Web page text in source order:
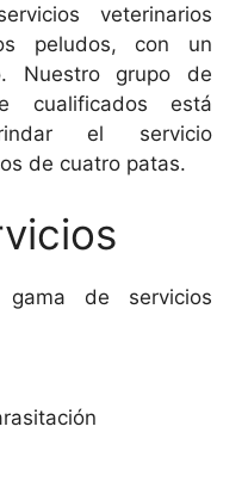
veterinarios
peludos, con un
Nuestro grupo de
cualificados está
el servicio
de cuatro patas.
gama de servicios